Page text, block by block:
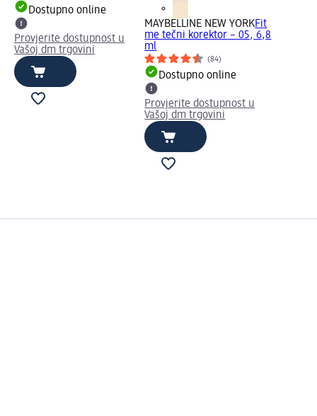
Dostupno online
Provjerite dostupnost u
Vašoj dm trgovini
MAYBELLINE NEW YORKFit
me tečni korektor – 05, 6,8
ml
(84)
Dostupno online
Provjerite dostupnost u
Vašoj dm trgovini